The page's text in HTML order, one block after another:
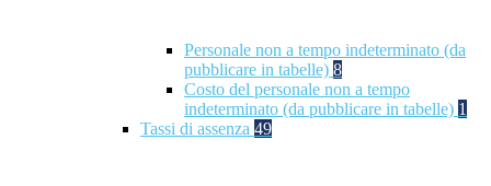
Personale non a tempo indeterminato (da
pubblicare in tabelle) 8
Costo del personale non a tempo
indeterminato (da pubblicare in tabelle) 1
Tassi di assenza 49